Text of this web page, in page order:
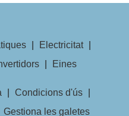
Electricitat
Eines
Condicions d'ús
Gestiona les galetes